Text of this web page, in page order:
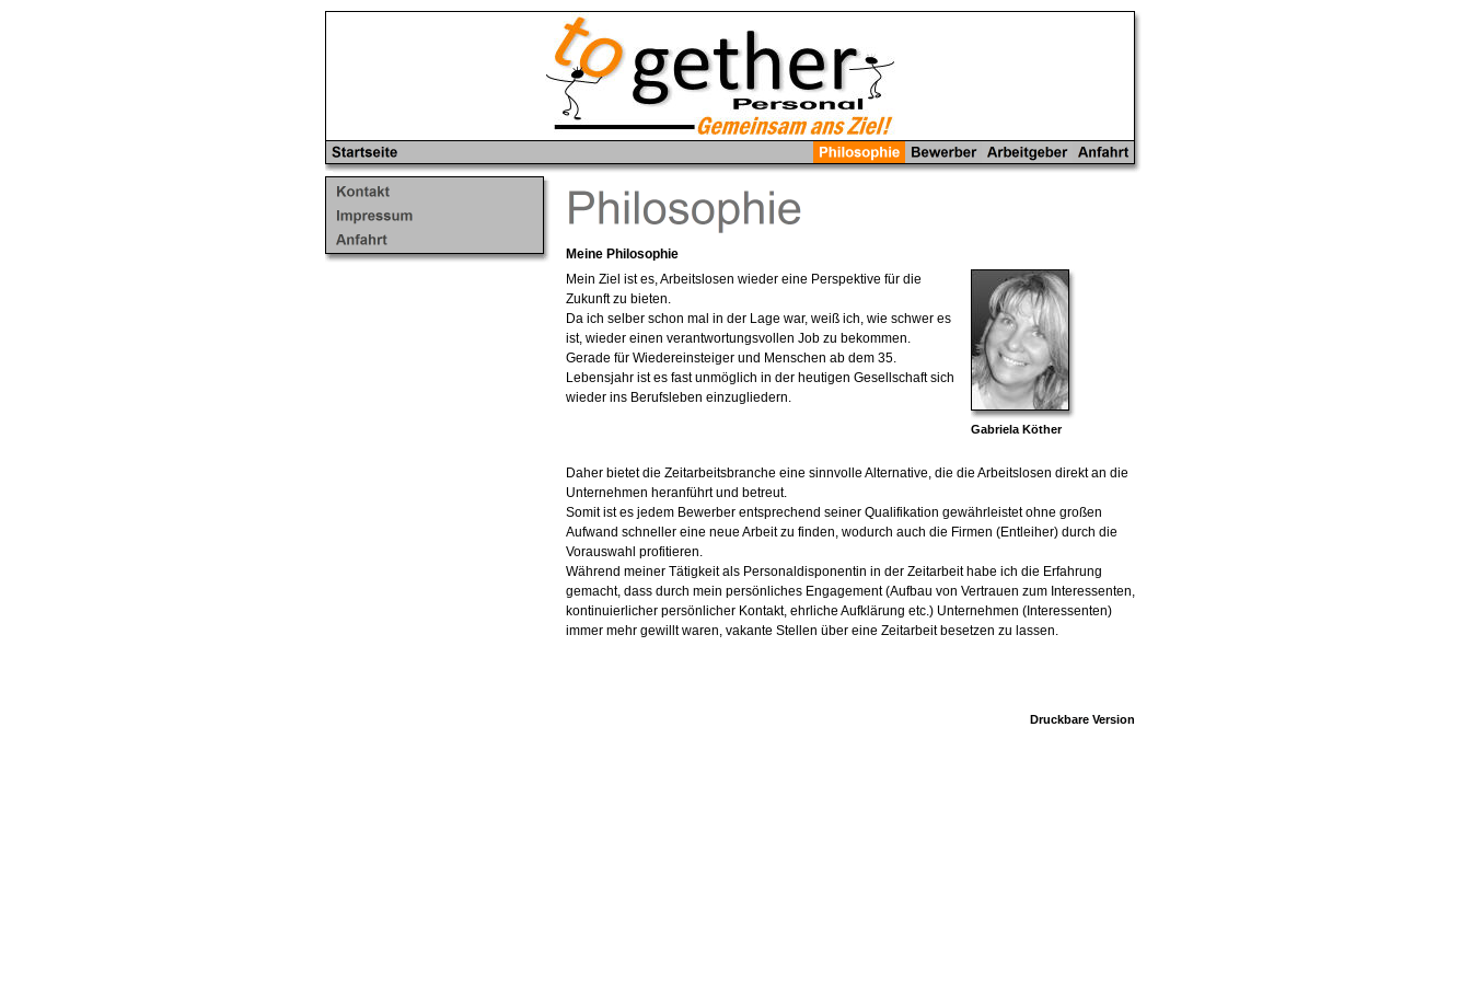
Meine Philosophie
Mein Ziel ist es, Arbeitslosen wieder eine Perspektive für die
Zukunft zu bieten.
Da ich selber schon mal in der Lage war, weiß ich, wie schwer es
ist, wieder einen verantwortungsvollen Job zu bekommen.
Gerade für Wiedereinsteiger und Menschen ab dem 35.
Lebensjahr ist es fast unmöglich in der heutigen Gesellschaft sich
wieder ins Berufsleben einzugliedern.
Gabriela Köther
Daher bietet die Zeitarbeitsbranche eine sinnvolle Alternative, die die Arbeitslosen direkt an die
Unternehmen heranführt und betreut.
Somit ist es jedem Bewerber entsprechend seiner Qualifikation gewährleistet ohne großen
Aufwand schneller eine neue Arbeit zu finden, wodurch auch die Firmen (Entleiher) durch die
Vorauswahl profitieren.
Während meiner Tätigkeit als Personaldisponentin in der Zeitarbeit habe ich die Erfahrung
gemacht, dass durch mein persönliches Engagement (Aufbau von Vertrauen zum Interessenten,
kontinuierlicher persönlicher Kontakt, ehrliche Aufklärung etc.) Unternehmen (Interessenten)
immer mehr gewillt waren, vakante Stellen über eine Zeitarbeit besetzen zu lassen.
Druckbare Version